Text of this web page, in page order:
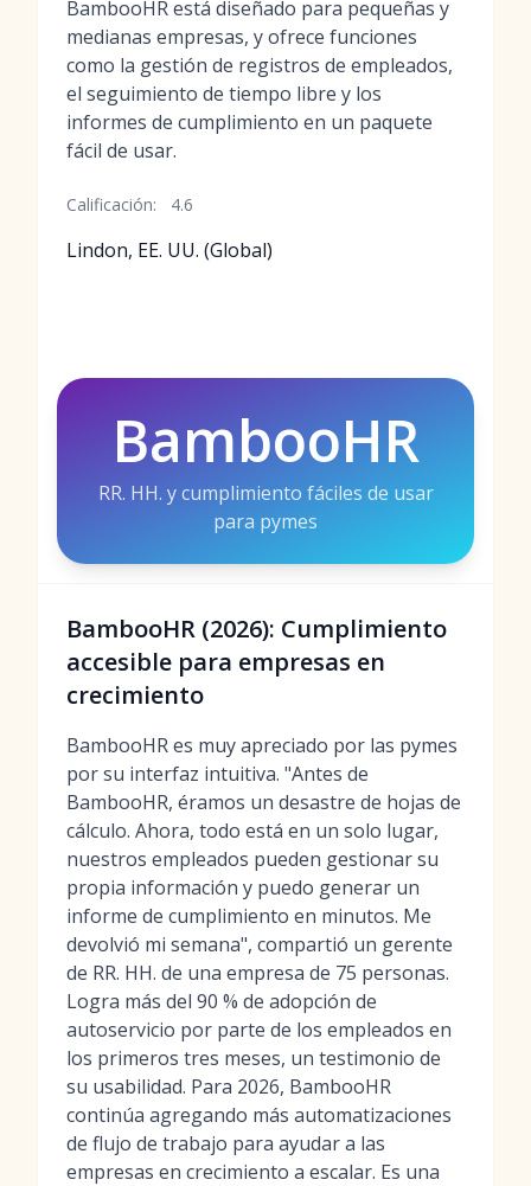
BambooHR está diseñado para pequeñas y
medianas empresas, y ofrece funciones
como la gestión de registros de empleados,
el seguimiento de tiempo libre y los
informes de cumplimiento en un paquete
fácil de usar.
Calificación: 4.6
Lindon, EE. UU. (Global)
BambooHR
RR. HH. y cumplimiento fáciles de usar
para pymes
BambooHR (2026): Cumplimiento
accesible para empresas en
crecimiento
BambooHR es muy apreciado por las pymes
por su interfaz intuitiva. "Antes de
BambooHR, éramos un desastre de hojas de
cálculo. Ahora, todo está en un solo lugar,
nuestros empleados pueden gestionar su
propia información y puedo generar un
informe de cumplimiento en minutos. Me
devolvió mi semana", compartió un gerente
de RR. HH. de una empresa de 75 personas.
Logra más del 90 % de adopción de
autoservicio por parte de los empleados en
los primeros tres meses, un testimonio de
su usabilidad. Para 2026, BambooHR
continúa agregando más automatizaciones
de flujo de trabajo para ayudar a las
empresas en crecimiento a escalar. Es una